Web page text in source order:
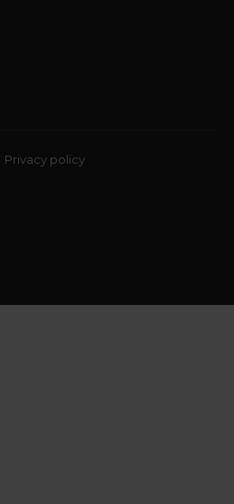
Privacy policy